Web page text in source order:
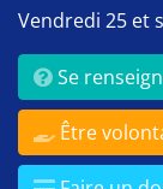
Vendredi 25 et
Se
Être